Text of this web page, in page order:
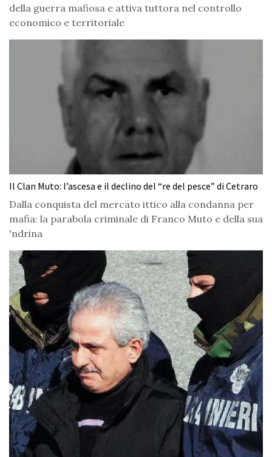
della guerra mafiosa e attiva tuttora nel controllo
economico e territoriale
Il Clan Muto: l’ascesa e il declino del “re del pesce” di Cetraro
Dalla conquista del mercato ittico alla condanna per
mafia: la parabola criminale di Franco Muto e della sua
'ndrina